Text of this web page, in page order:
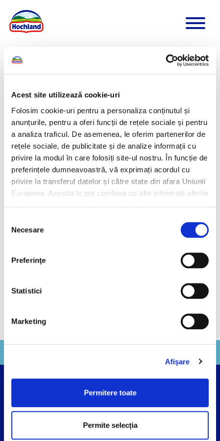
Acest site utilizează cookie-uri
Folosim cookie-uri pentru a personaliza conținutul și
anunțurile, pentru a oferi funcții de rețele sociale și pentru
a analiza traficul. De asemenea, le oferim partenerilor de
rețele sociale, de publicitate și de analize informații cu
privire la modul în care folosiți site-ul nostru. În funcție de
preferințele dumneavoastră, vă exprimați acordul cu
privire la transferul datelor și către state din afara Uniunii
Europene. Aceștia le pot combina cu alte informații oferite
Politica de confidențialitate
consimțământului
Necesare
Preferinţe
Statistici
Marketing
Afişare
Permitere toate
Permite selecția
Politica de Confidențialitate
Politica de Cookies